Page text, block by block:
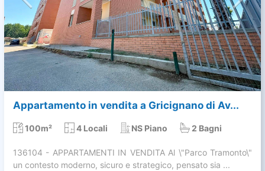
Appartamento in vendita a Gricignano di Av...
100m² 4 Locali NS Piano 2 Bagni
136104 - APPARTAMENTI IN VENDITA Al \"Parco Tramonto\"
un contesto moderno, sicuro e strategico, pensato sia ...